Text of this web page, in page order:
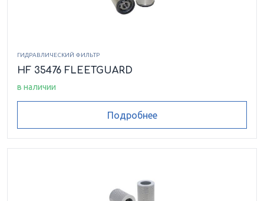
ГИДРАВЛИЧЕСКИЙ ФИЛЬТР
HF 35476 FLEETGUARD
в наличии
Подробнее